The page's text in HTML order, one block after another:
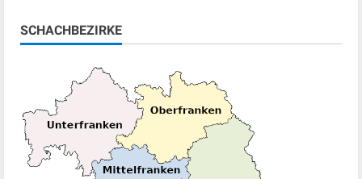
SCHACHBEZIRKE